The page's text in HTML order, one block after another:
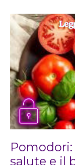
salute e il